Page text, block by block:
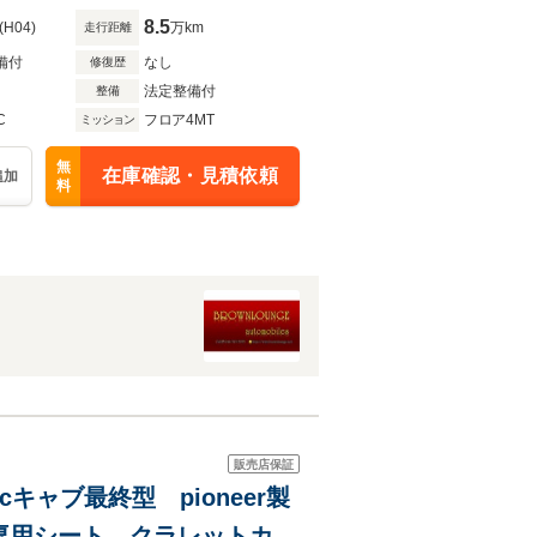
(H04) 走行距離 8.5万km
付 修復歴 なし
整備
法定整備付
ミッション フロア4MT
無
料
在庫確認・見積依頼
販売店保証
キャブ最終型 pioneer製